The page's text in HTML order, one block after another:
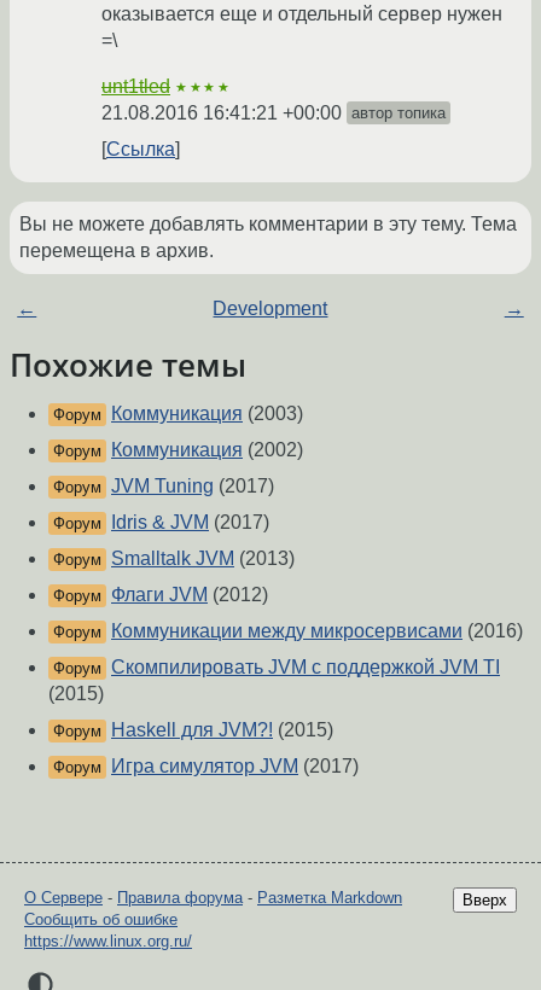
оказывается еще и отдельный сервер нужен
=\
unt1tled ★★★★
21.08.2016 16:41:21 +00:00 автор топика
Ссылка
Вы не можете добавлять комментарии в эту тему. Тема
перемещена в архив.
← Development →
Похожие темы
Форум Коммуникация (2003)
Форум Коммуникация (2002)
Форум JVM Tuning (2017)
Форум Idris & JVM (2017)
Форум Smalltalk JVM (2013)
Форум Флаги JVM (2012)
Форум Коммуникации между микросервисами (2016)
Форум Скомпилировать JVM с поддержкой JVM TI
(2015)
Форум Haskell для JVM?! (2015)
Форум Игра симулятор JVM (2017)
Вверх
О Сервере - Правила форума- Разметка Markdown
Сообщить об ошибке
https://www.linux.org.ru/